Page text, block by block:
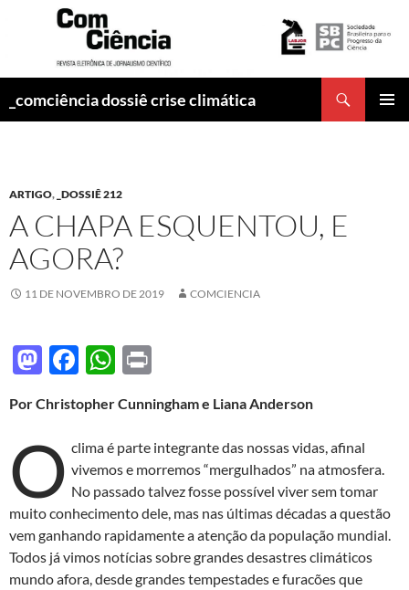
_comciência dossiê crise climática
ARTIGO, _DOSSIÊ 212
A CHAPA ESQUENTOU, E
AGORA?
11 DE NOVEMBRO DE 2019 COMCIENCIA
M
to
d
o
n
F
e
b
o
o
k
W
at
s
A
p
p
nt
Por Christopher Cunningham e Liana Anderson
O clima é parte integrante das nossas vidas, afinal
vivemos e morremos “mergulhados” na atmosfera.
No passado talvez fosse possível viver sem tomar
muito conhecimento dele, mas nas últimas décadas a questão
vem ganhando rapidamente a atenção da população mundial.
Todos já vimos notícias sobre grandes desastres climáticos
mundo afora, desde grandes tempestades e furacões que